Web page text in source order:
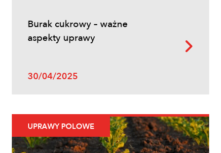
Uprawy polowe
herbicydy wybrać?
Burak cukrowy – ważne
aspekty uprawy
30/04/2025
UPRAWY POLOWE